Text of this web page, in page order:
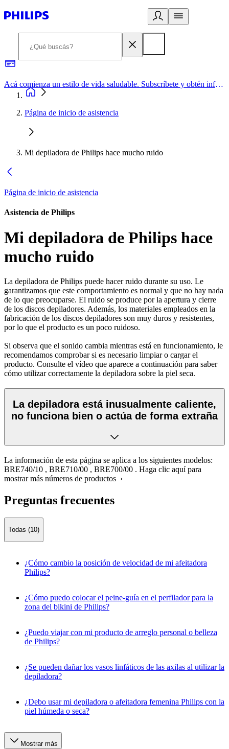
Acá comienza un estilo de vida saludable. Subscríbete y obtén información de primera mano
Página de inicio de asistencia
Mi depiladora de Philips hace mucho ruido
Página de inicio de asistencia
Asistencia de Philips
Mi depiladora de Philips hace
mucho ruido
La depiladora de Philips puede hacer ruido durante su uso. Le
garantizamos que este comportamiento es normal y que no hay nada
de lo que preocuparse. El ruido se produce por la apertura y cierre
de los discos depiladores. Además, los materiales empleados en la
fabricación de los discos depiladores son muy duros y resistentes,
por lo que el producto es un poco ruidoso.
Si observa que el sonido cambia mientras está en funcionamiento, le
recomendamos comprobar si es necesario limpiar o cargar el
producto. Consulte el vídeo que aparece a continuación para saber
cómo utilizar correctamente la depiladora sobre la piel seca.
La depiladora está inusualmente caliente,
no funciona bien o actúa de forma extraña
La información de esta página se aplica a los siguientes modelos:
BRE740/10 , BRE710/00 , BRE700/00 . Haga clic aquí para
mostrar más números de productos ›
Preguntas frecuentes
Todas (10)
¿Cómo cambio la posición de velocidad de mi afeitadora
Philips?
¿Cómo puedo colocar el peine-guía en el perfilador para la
zona del bikini de Philips?
¿Puedo viajar con mi producto de arreglo personal o belleza
de Philips?
¿Se pueden dañar los vasos linfáticos de las axilas al utilizar la
depiladora?
¿Debo usar mi depiladora o afeitadora femenina Philips con la
piel húmeda o seca?
Mostrar más